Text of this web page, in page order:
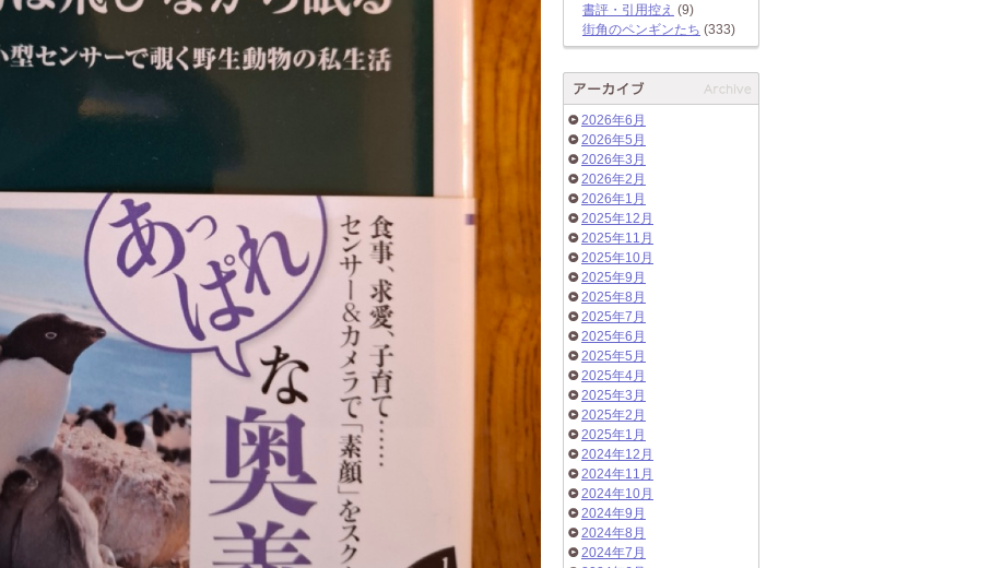
書評・引用控え (9)
街角のペンギンたち (333)
2026年6月
2026年5月
2026年3月
2026年2月
2026年1月
2025年12月
2025年11月
2025年10月
2025年9月
2025年8月
2025年7月
2025年6月
2025年5月
2025年4月
2025年3月
2025年2月
2025年1月
2024年12月
2024年11月
2024年10月
2024年9月
2024年8月
2024年7月